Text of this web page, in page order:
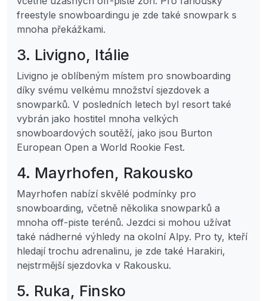
freestyle snowboardingu je zde také snowpark s
mnoha překážkami.
3. Livigno, Itálie
Livigno je oblíbeným místem pro snowboarding
díky svému velkému množství sjezdovek a
snowparků. V posledních letech byl resort také
vybrán jako hostitel mnoha velkých
snowboardových soutěží, jako jsou Burton
European Open a World Rookie Fest.
4. Mayrhofen, Rakousko
Mayrhofen nabízí skvělé podmínky pro
snowboarding, včetně několika snowparků a
mnoha off-piste terénů. Jezdci si mohou užívat
také nádherné výhledy na okolní Alpy. Pro ty, kteří
hledají trochu adrenalinu, je zde také Harakiri,
nejstrmější sjezdovka v Rakousku.
5. Ruka, Finsko